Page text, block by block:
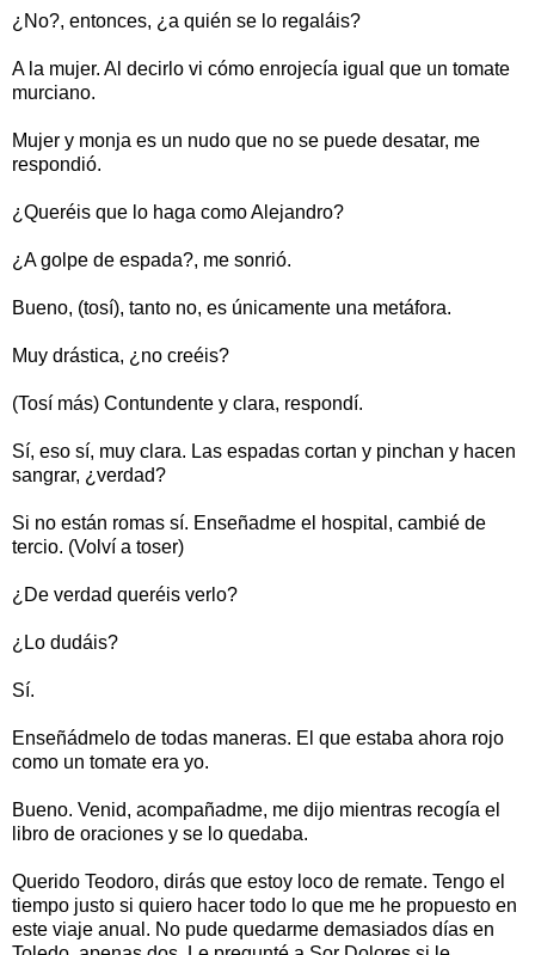
¿No?, entonces, ¿a quién se lo regaláis?
A la mujer. Al decirlo vi cómo enrojecía igual que un tomate
murciano.
Mujer y monja es un nudo que no se puede desatar, me
respondió.
¿Queréis que lo haga como Alejandro?
¿A golpe de espada?, me sonrió.
Bueno, (tosí), tanto no, es únicamente una metáfora.
Muy drástica, ¿no creéis?
(Tosí más) Contundente y clara, respondí.
Sí, eso sí, muy clara. Las espadas cortan y pinchan y hacen
sangrar, ¿verdad?
Si no están romas sí. Enseñadme el hospital, cambié de
tercio. (Volví a toser)
¿De verdad queréis verlo?
¿Lo dudáis?
Sí.
Enseñádmelo de todas maneras. El que estaba ahora rojo
como un tomate era yo.
Bueno. Venid, acompañadme, me dijo mientras recogía el
libro de oraciones y se lo quedaba.
Querido Teodoro, dirás que estoy loco de remate. Tengo el
tiempo justo si quiero hacer todo lo que me he propuesto en
este viaje anual. No pude quedarme demasiados días en